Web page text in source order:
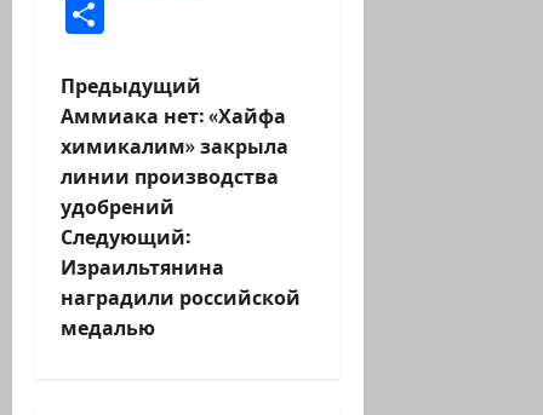
Н
а
в
и
г
а
Предыдущий
Аммиака нет: «Хайфа
химикалим» закрыла
линии производства
удобрений
Следующий:
Израильтянина
наградили российской
медалью